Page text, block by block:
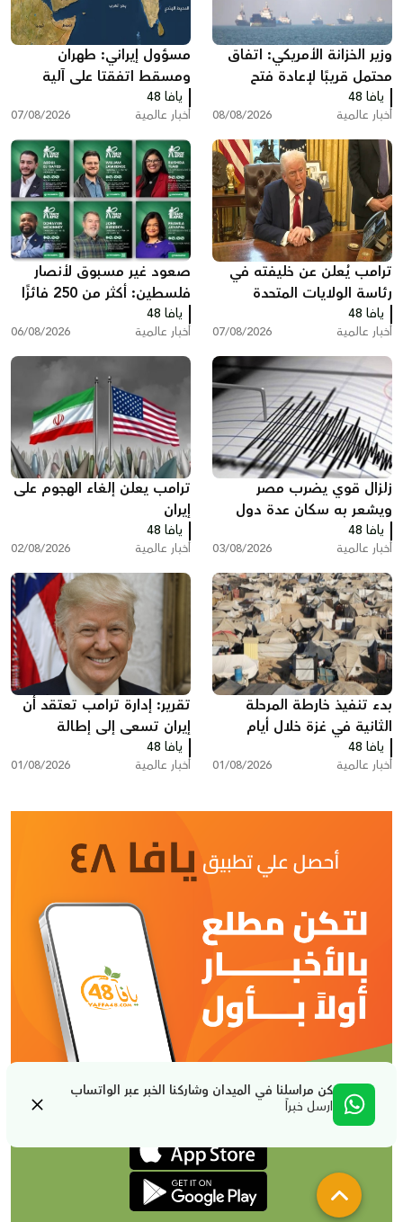
كن مراسلنا في الميدان وشاركنا الخبر عبر الواتساب
ارسل خبراً
وزير الخزانة الأمريكي: اتفاق
محتمل قريبًا لإعادة فتح
مضيق هرمز وخفض أسعار
الطاقة
يافا 48
أخبار عالمية 08/08/2026
مسؤول إيراني: طهران
ومسقط اتفقتا على آلية
لعبور مضيق هرمز تتضمن
رسوم خدماتية
يافا 48
أخبار عالمية 07/08/2026
ترامب يُعلن عن خليفته في
رئاسة الولايات المتحدة
يافا 48
أخبار عالمية 07/08/2026
صعود غير مسبوق لأنصار
فلسطين: أكثر من 250 فائزًا
بينهم 35 في الكونغرس
يافا 48
أخبار عالمية 06/08/2026
زلزال قوي يضرب مصر
ويشعر به سكان عدة دول
يافا 48
أخبار عالمية 03/08/2026
ترامب يعلن إلغاء الهجوم على
إيران
يافا 48
أخبار عالمية 02/08/2026
بدء تنفيذ خارطة المرحلة
الثانية في غزة خلال أيام
يافا 48
أخبار عالمية 01/08/2026
تقرير: إدارة ترامب تعتقد أن
إيران تسعى إلى إطالة
المفاوضات ودول خليجية
تدعو إلى تصعيد أمريكي
يافا 48
أخبار عالمية 01/08/2026